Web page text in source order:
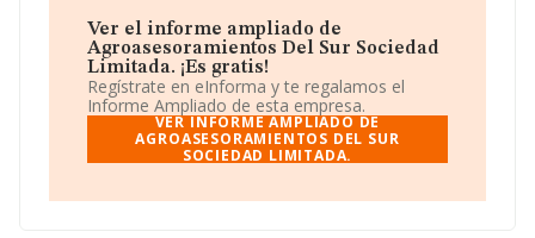
La compañíaAgroasesoramientos del Sur Sociedad
Limitada, CIF B21838867, está situada en Calle Garcia
Blanco núm. 21, (41640), Osuna, en Sevilla, Andalucía.
En relación con el sector y disponiendo de los datos de
hasta 13.853 empresas, la facturación en el ámbito
nacional alcanza los 3.208 millones de euros y la media
alcanza los 231 mil euros. Respecto a la información de
Ver el informe ampliado de
Agroasesoramientos Del Sur Sociedad
Limitada. ¡Es gratis!
Regístrate en eInforma y te regalamos el
Informe Ampliado de esta empresa.
VER INFORME AMPLIADO DE
AGROASESORAMIENTOS DEL SUR
SOCIEDAD LIMITADA.